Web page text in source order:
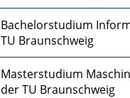
Bachelorstudium
TU Braunschweig
Masterstudium
der TU Braunschweig